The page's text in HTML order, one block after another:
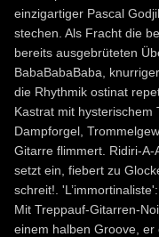
einzigartiger Pascal
stechen. Als Fracht die
bereits ausgebrüteten
BabaBabaBaba,
die Rhythmik ostinat
Kastrat mit hysterischem
Dampforgel,
Gitarre flimmert. Ridiri-
setzt ein, fiebert zu
schreit!.
Mit Treppauf-Gitarren-
einem halben Groove,